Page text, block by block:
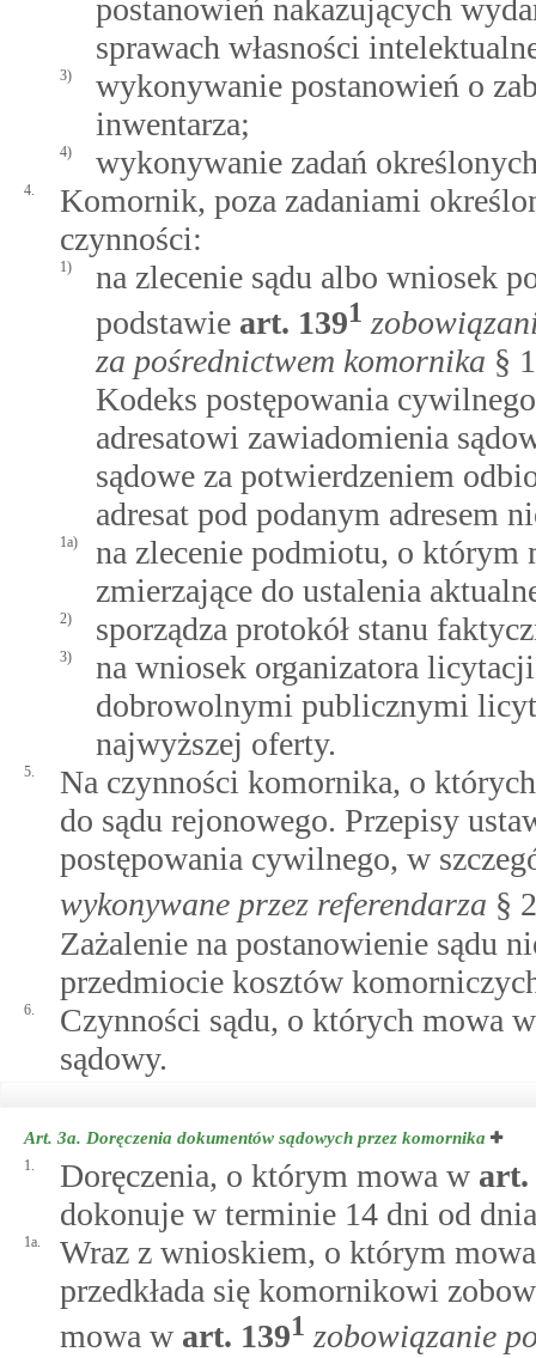
postanowień nakazujących
sprawach własności
3)
wykonywanie postanowień o
inwentarza;
4) wykonywanie zadań
4.
Komornik, poza zadaniami
czynności:
1)
na zlecenie sądu albo wniosek
podstawie art. 1391
za pośrednictwem komornika §
Kodeks postępowania
adresatowi zawiadomienia
sądowe za potwierdzeniem
adresat pod podanym adresem
1a)
na zlecenie podmiotu, o
zmierzające do ustalenia
2) sporządza protokół stanu
3)
na wniosek organizatora
dobrowolnymi publicznymi
najwyższej oferty.
5.
Na czynności komornika, o
do sądu rejonowego. Przepisy
postępowania cywilnego, w
wykonywane przez referendarza §
Zażalenie na postanowienie sądu
przedmiocie kosztów
6.
Czynności sądu, o których mowa
sądowy.
Art. 3a. Doręczenia dokumentów sądowych przez komornika
1. Doręczenia, o którym mowa w art.
dokonuje w terminie 14 dni od
1a.
Wraz z wnioskiem, o którym
przedkłada się komornikowi
mowa w art. 1391 zobowiązanie